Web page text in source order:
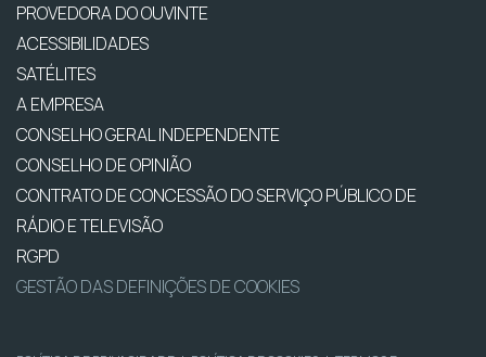
PROVEDORA DO OUVINTE
ACESSIBILIDADES
SATÉLITES
A EMPRESA
CONSELHO GERAL INDEPENDENTE
CONSELHO DE OPINIÃO
CONTRATO DE CONCESSÃO DO SERVIÇO PÚBLICO DE
RÁDIO E TELEVISÃO
RGPD
GESTÃO DAS DEFINIÇÕES DE COOKIES